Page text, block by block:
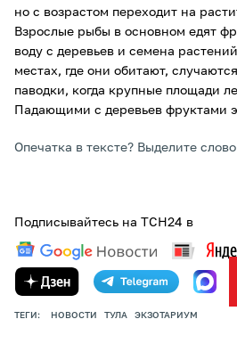
но с возрастом переходит на
Взрослые рыбы в основном едят
воду с деревьев и семена
местах, где они обитают,
паводки, когда крупные площади
Падающими с деревьев фруктами
Опечатка в тексте? Выделите
Подписывайтесь на ТСН24 в
ТЕГИ: НОВОСТИ ТУЛА ЭКЗОТАРИУМ